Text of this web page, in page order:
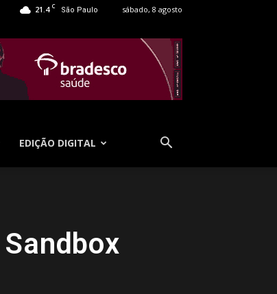
21.4 C São Paulo sábado, 8 agosto
EDIÇÃO DIGITAL